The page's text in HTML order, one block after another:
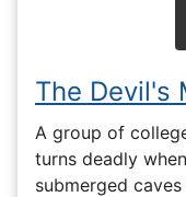
The Devil's
A group of
turns deadly
submerged